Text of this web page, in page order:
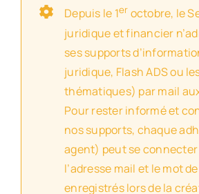
Depuis le 1er octobre, le
juridique et financier
ses supports
juridique, Flash ADS ou
thématiques) par mail
Pour rester informé et
nos supports, chaque
agent) peut se connecter
l’adresse mail et le mot
enregistrés lors de la